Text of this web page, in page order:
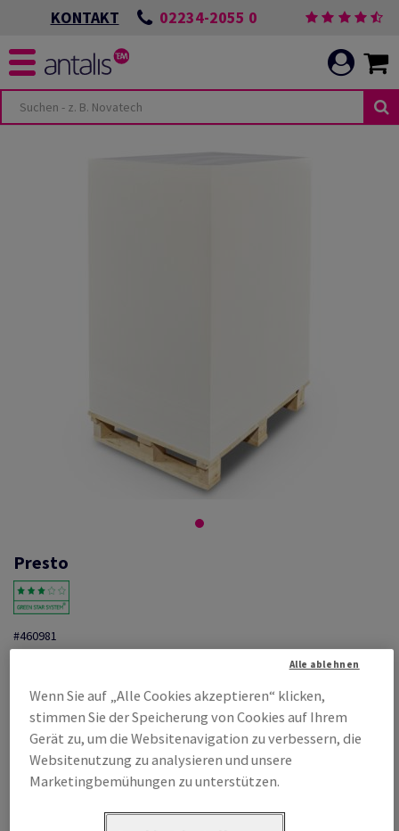
KONTAKT 02234-2055 0
Presto
#460981
Presto, glänzend, einseitig gestrichen, weiss, Recycling, GD2,
abgesteckt zu 100 Bogen, FSC Mix Credit
Produktinformation
Produkt weiterempfehlen
Listenpreis
€ 1 017,50 80,92% Rabatt
Wenn Sie auf „Alle Cookies akzeptieren“ klicken,
stimmen Sie der Speicherung von Cookies auf Ihrem
Gerät zu, um die Websitenavigation zu verbessern, die
Websitenutzung zu analysieren und unsere
Marketingbemühungen zu unterstützen.
Alle ablehnen